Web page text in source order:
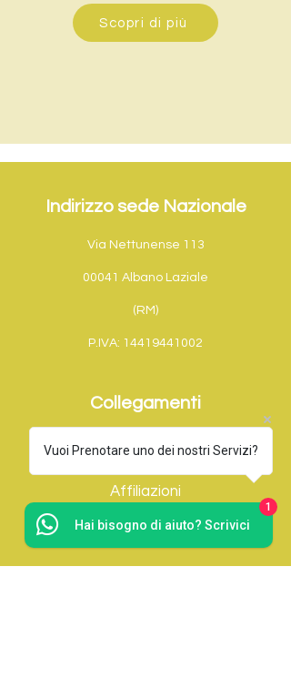
Scopri di più
Indirizzo sede Nazionale
Via Nettunense 113
00041 Albano Laziale
(RM)
P.IVA: 14419441002
Collegamenti
Home
Affiliazioni
Vuoi Prenotare uno dei nostri Servizi?
Hai bisogno di aiuto? Scrivici
1